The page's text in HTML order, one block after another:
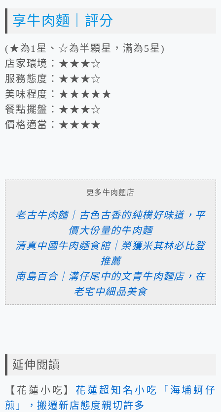
享牛肉麵｜評分
(★為1星、☆為半顆星，滿為5星)
店家環境：★★★☆
服務態度：★★★☆
美味程度：★★★★★
餐點擺盤：★★★☆
價格適當：★★★★
更多牛肉麵店
老古牛肉麵｜古色古香的純樸好味道，平
價大份量的牛肉麵
清真中國牛肉麵食館｜榮獲米其林必比登
推薦
南島百合｜溝仔尾中的文青牛肉麵店，在
老宅中細品美食
延伸閱讀
【花蓮小吃】 花蓮超知名小吃「海埔蚵仔
煎」，搬遷新店態度親切許多